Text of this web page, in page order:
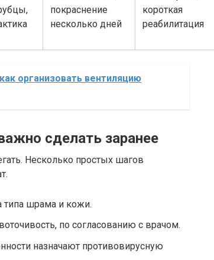
покраснение
несколько дней
короткая
реабилитация
организовать вентиляцию
сделать заранее
Несколько простых шагов
типа шрама и кожи.
по согласованию с врачом.
назначают противовирусную